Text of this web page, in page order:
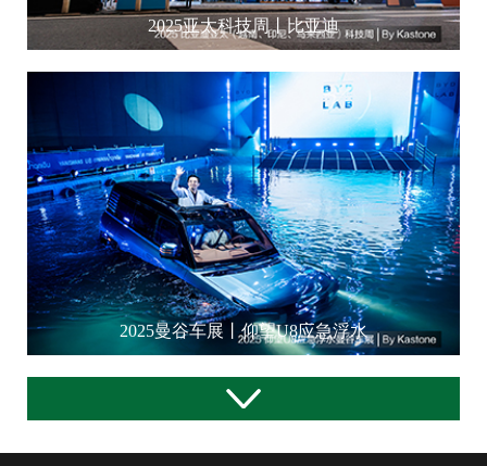
2025亚太科技周丨比亚迪
2025曼谷车展丨仰望U8应急浮水